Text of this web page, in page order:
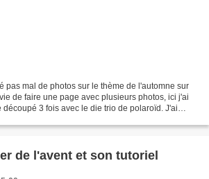
pas mal de photos sur le thème de l'automne sur
de faire une page avec plusieurs photos, ici j'ai
3 fois avec le die trio de polaroïd. J'ai
de l'avent et son tutoriel